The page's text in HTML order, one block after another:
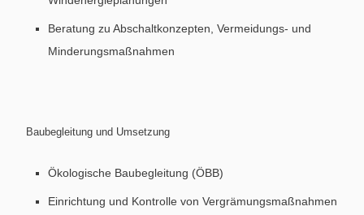
Beratung zu Abschaltkonzepten, Vermeidungs- und
Minderungsmaßnahmen
Baubegleitung und Umsetzung
Ökologische Baubegleitung (ÖBB)
Einrichtung und Kontrolle von Vergrämungsmaßnahmen